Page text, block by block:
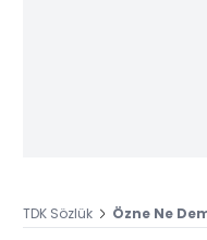
TDK Sözlük Özne Ne